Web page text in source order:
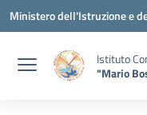
Vai ai contenuti
Vai al menu di navigazione
Vai al footer
Ministero dell'Istruzione e
Istituto
"Mario